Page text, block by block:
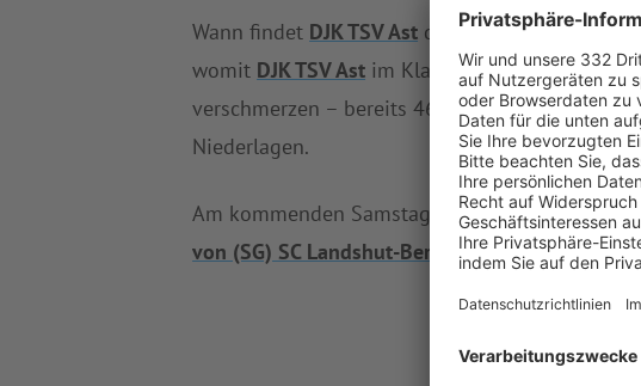
Wann findet DJK TSV Ast die Lösung für die
womit DJK TSV Ast im Klassement weiter
verschmerzen – bereits 46-mal war dies der
Niederlagen.
Am kommenden Samstag trifftDJK-SV Furth
von (SG) SC Landshut-Berg